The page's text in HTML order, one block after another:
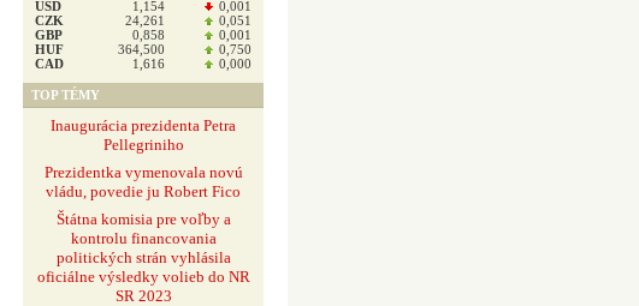
USD 1,154
0,001
CZK
24,261
0,051
GBP
0,858
0,001
HUF
364,500
0,750
CAD
1,616 0,000
TOP TÉMY
Inaugurácia prezidenta Petra
Pellegriniho
Prezidentka vymenovala novú
vládu, povedie ju Robert Fico
Štátna komisia pre voľby a
kontrolu financovania
politických strán vyhlásila
oficiálne výsledky volieb do NR
SR 2023